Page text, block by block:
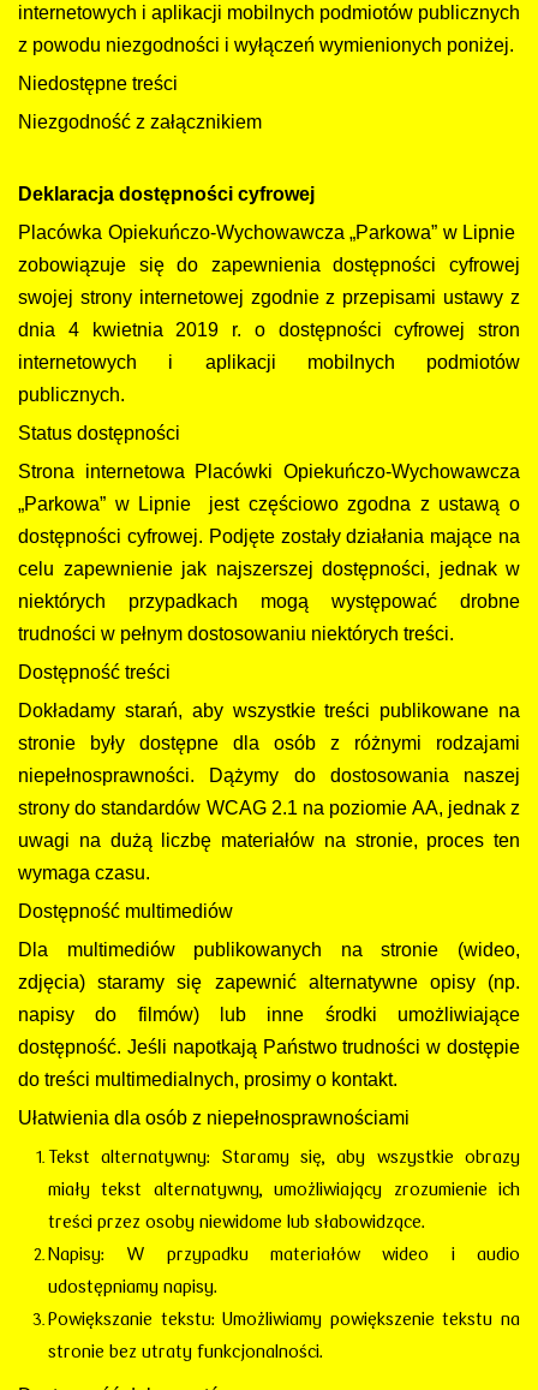
internetowych i aplikacji mobilnych podmiotów publicznych
z powodu niezgodności i wyłączeń wymienionych poniżej.
Niedostępne treści
Niezgodność z załącznikiem
Deklaracja dostępności cyfrowej
Placówka Opiekuńczo-Wychowawcza „Parkowa” w Lipnie
zobowiązuje się do zapewnienia dostępności cyfrowej
swojej strony internetowej zgodnie z przepisami ustawy z
dnia 4 kwietnia 2019 r. o dostępności cyfrowej stron
internetowych i aplikacji mobilnych podmiotów
publicznych.
Status dostępności
Strona internetowa Placówki Opiekuńczo-Wychowawcza
„Parkowa” w Lipnie jest częściowo zgodna z ustawą o
dostępności cyfrowej. Podjęte zostały działania mające na
celu zapewnienie jak najszerszej dostępności, jednak w
niektórych przypadkach mogą występować drobne
trudności w pełnym dostosowaniu niektórych treści.
Dostępność treści
Dokładamy starań, aby wszystkie treści publikowane na
stronie były dostępne dla osób z różnymi rodzajami
niepełnosprawności. Dążymy do dostosowania naszej
strony do standardów WCAG 2.1 na poziomie AA, jednak z
uwagi na dużą liczbę materiałów na stronie, proces ten
wymaga czasu.
Dostępność multimediów
Dla multimediów publikowanych na stronie (wideo,
zdjęcia) staramy się zapewnić alternatywne opisy (np.
napisy do filmów) lub inne środki umożliwiające
dostępność. Jeśli napotkają Państwo trudności w dostępie
do treści multimedialnych, prosimy o kontakt.
Ułatwienia dla osób z niepełnosprawnościami
Tekst alternatywny: Staramy się, aby wszystkie obrazy
miały tekst alternatywny, umożliwiający zrozumienie ich
treści przez osoby niewidome lub słabowidzące.
Napisy: W przypadku materiałów wideo i audio
udostępniamy napisy.
Powiększanie tekstu: Umożliwiamy powiększenie tekstu na
stronie bez utraty funkcjonalności.